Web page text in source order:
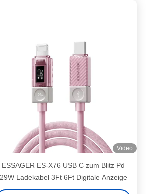
Video
ESSAGER ES-X76 USB C zum Blitz Pd
29W Ladekabel 3Ft 6Ft Digitale Anzeige